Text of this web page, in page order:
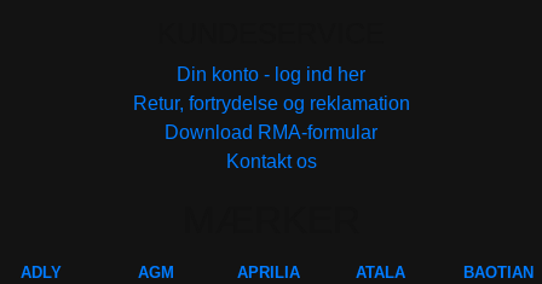
Din konto - log ind her
Retur, fortrydelse og reklamation
Download RMA-formular
Kontakt os
ADLY
AGM
APRILIA
ATALA
BAOTIAN